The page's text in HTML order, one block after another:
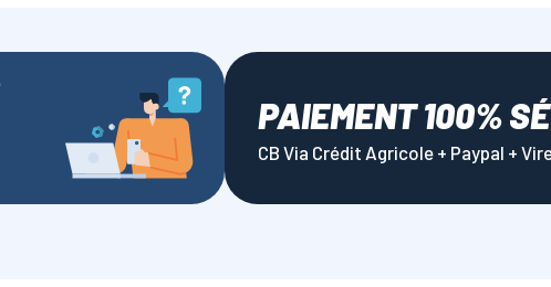
PAIEMENT 100%
CB Via Crédit Agricole + Paypal +